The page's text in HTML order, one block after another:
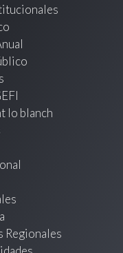
lo blanch
Regionales